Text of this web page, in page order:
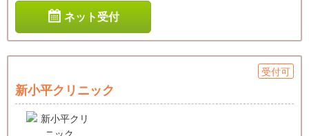
ネット受付
受付可
新小平クリニック